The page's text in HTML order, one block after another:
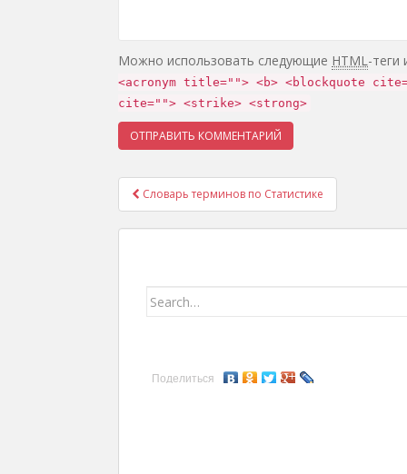
Можно использовать следующие HTML-теги
<acronym title=""> <b> <blockquote
cite=""> <strike> <strong>
Навигация записей
Словарь терминов по Статистике
Search for:
Поделиться